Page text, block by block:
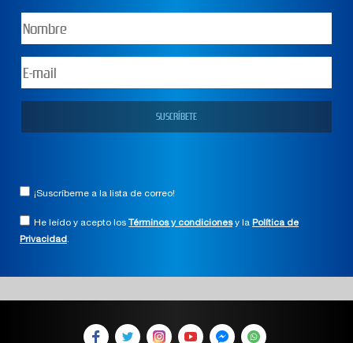
¡Suscríbeme a la lista de correo!
He leído y acepto los Términos y condicionesy la Política de
Privacidad.